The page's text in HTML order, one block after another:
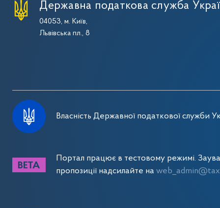
Державна податкова служба
04053, м. Київ,
Львівська пл., 8
Власність Державної податкової служби
Портал працює в тестовому режимі.
пропозиції надсилайте на